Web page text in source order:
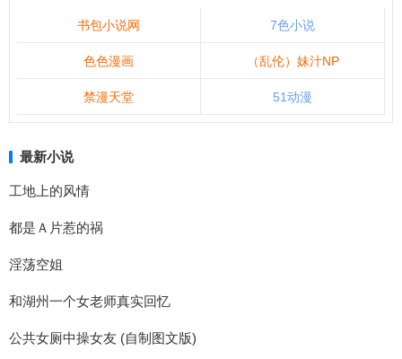
书包小说网 7色小说
色色漫画 （乱伦）妹汁NP
禁漫天堂 51动漫
最新小说
工地上的风情
都是Ａ片惹的祸
淫荡空姐
和湖州一个女老师真实回忆
公共女厕中操女友 (自制图文版)